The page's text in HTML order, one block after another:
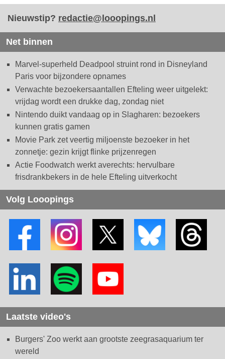
Nieuwstip? redactie@looopings.nl
Net binnen
Marvel-superheld Deadpool struint rond in Disneyland
Paris voor bijzondere opnames
Verwachte bezoekersaantallen Efteling weer uitgelekt:
vrijdag wordt een drukke dag, zondag niet
Nintendo duikt vandaag op in Slagharen: bezoekers
kunnen gratis gamen
Movie Park zet veertig miljoenste bezoeker in het
zonnetje: gezin krijgt flinke prijzenregen
Actie Foodwatch werkt averechts: hervulbare
frisdrankbekers in de hele Efteling uitverkocht
Volg Looopings
Laatste video's
Burgers' Zoo werkt aan grootste zeegrasaquarium ter
wereld